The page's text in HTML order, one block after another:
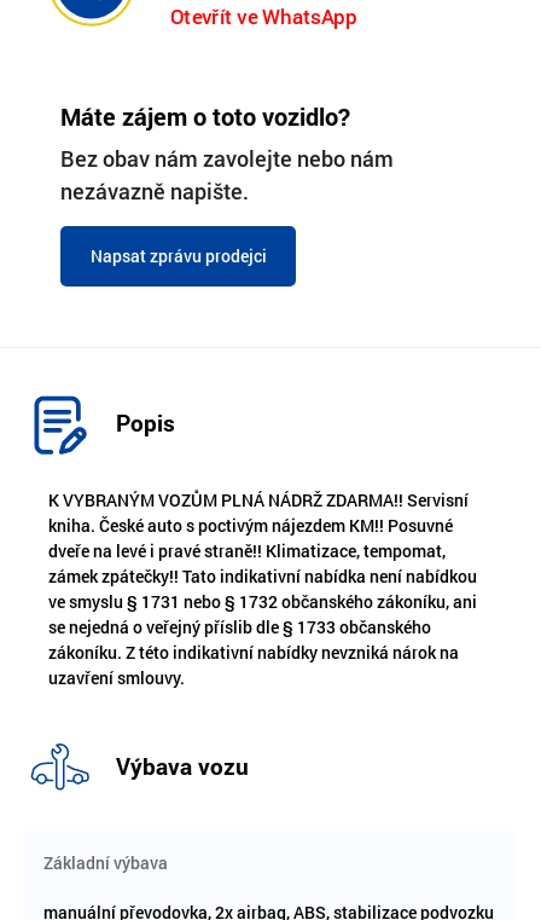
Otevřít ve WhatsApp
Máte zájem o toto vozidlo?
Bez obav nám zavolejte nebo nám
nezávazně napište.
Napsat zprávu prodejci
Popis
K VYBRANÝM VOZŮM PLNÁ NÁDRŽ ZDARMA!! Servisní
kniha. České auto s poctivým nájezdem KM!! Posuvné
dveře na levé i pravé straně!! Klimatizace, tempomat,
zámek zpátečky!! Tato indikativní nabídka není nabídkou
ve smyslu § 1731 nebo § 1732 občanského zákoníku, ani
se nejedná o veřejný příslib dle § 1733 občanského
zákoníku. Z této indikativní nabídky nevzniká nárok na
uzavření smlouvy.
Výbava vozu
Základní výbava
manuální převodovka, 2x airbag, ABS, stabilizace podvozku